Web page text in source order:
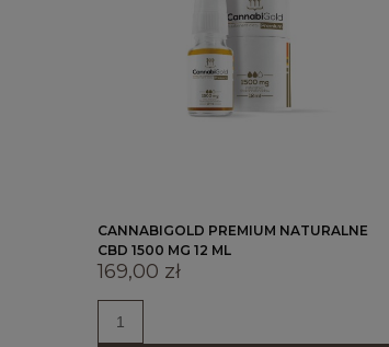
CANNABIGOLD PREMIUM NATURALNE
CBD 1500 MG 12 ML
169,00 zł